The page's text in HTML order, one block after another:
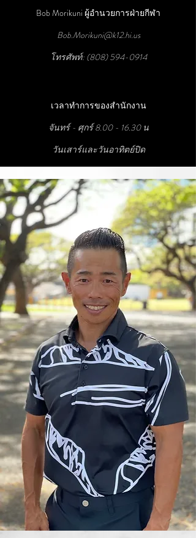
Bob Morikuni ผู้อำนวยการฝ่ายกีฬา
Bob.Morikuni@k12.hi.us
โทรศัพท์: (808) 594-0914
เวลาทำการของสำนักงาน
จันทร์ - ศุกร์8.00 - 16.30น
วันเสาร์และวันอาทิตย์ปิด